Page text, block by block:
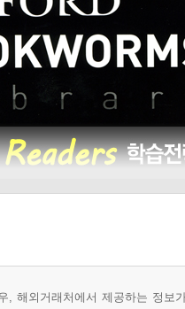
, 해외거래처에서 제공하는 정